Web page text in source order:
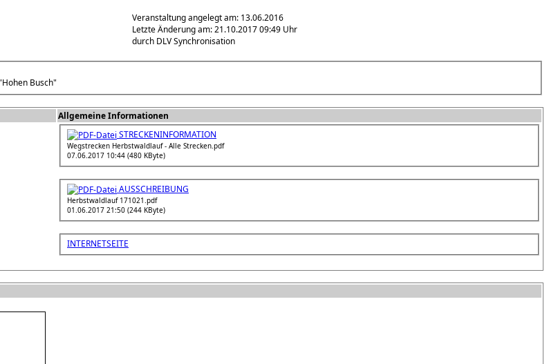
Veranstaltung angelegt am: 13.06.2016
Letzte Änderung am: 21.10.2017 09:49 Uhr
durch DLV Synchronisation
Busch"
Allgemeine Informationen
STRECKENINFORMATION
Wegstrecken Herbstwaldlauf - Alle Strecken.pdf
07.06.2017 10:44 (480 KByte)
AUSSCHREIBUNG
Herbstwaldlauf 171021.pdf
01.06.2017 21:50 (244 KByte)
INTERNETSEITE